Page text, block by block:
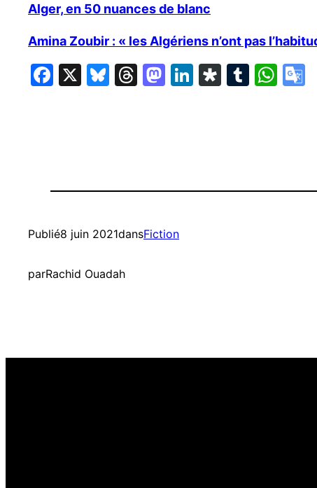
Alger, en 50 nuances de blanc
Amina Zoubir : « les Algériens n’ont pas
Facebook
X Bluesky
Threads
Mastodon
LinkedIn
Diaspora
Tumblr
Publié8 juin 2021dansFiction
parRachid Ouadah